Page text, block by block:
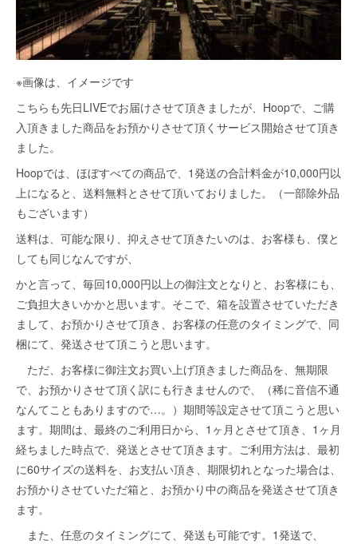
※画像は、イメージです
こちらも先日LIVEでお届けさせて頂きましたが、Hoopで、ご購
入頂きました商品をお預かりさせて頂くサービス開始させて頂き
ました。
Hoopでは、ほぼすべての商品で、1発送の合計料金が10,000円以
上になると、送料無料とさせて頂いておりました。（一部除外品
もございます）
送料は、可能な限り、抑えさせて頂きたいのは、お客様も、僕と
しても同じなんですが、
かと言って、毎回10,000円以上の御注文となりと、お客様にも、
ご負担大きいかかと思います。そこで、箱を設置させていただき
まして、お預かりさせて頂き、お客様の任意のタイミングで、同
梱にて、発送させて頂こうと思います。
ただ、お客様に御注文お買い上げ頂きました商品を、無期限
で、お預かりさせて頂く訳にも行きませんので、（稀に音信不通
なんてこともありますので…。）期間等設定させて頂こうと思い
ます。期間は、最終のご利用日から、1ヶ月とさせて頂き、1ヶ月
経ちました時点で、発送とさせて頂きます。ご利用方法は、最初
に60サイズの送料を、お支払い頂き、期限切れとなった場合は、
お預かりさせていただ箱と、お預かり中の商品を発送させて頂き
ます。
また、任意のタイミングにて、発送も可能です。1発送で、